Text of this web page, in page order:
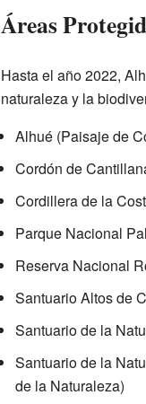
Áreas
Hasta el año 2022,
naturaleza y la
Alhué (Paisaje de
Cordón de
Cordillera de la
Parque Nacional
Reserva Nacional
Santuario Altos de
Santuario de la
Santuario de la
de la Naturaleza)